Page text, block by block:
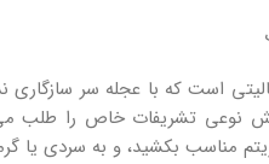
است که با عجله سر سازگاری
تشریفات خاص را طلب
مناسب بکشید، و به سردی یا